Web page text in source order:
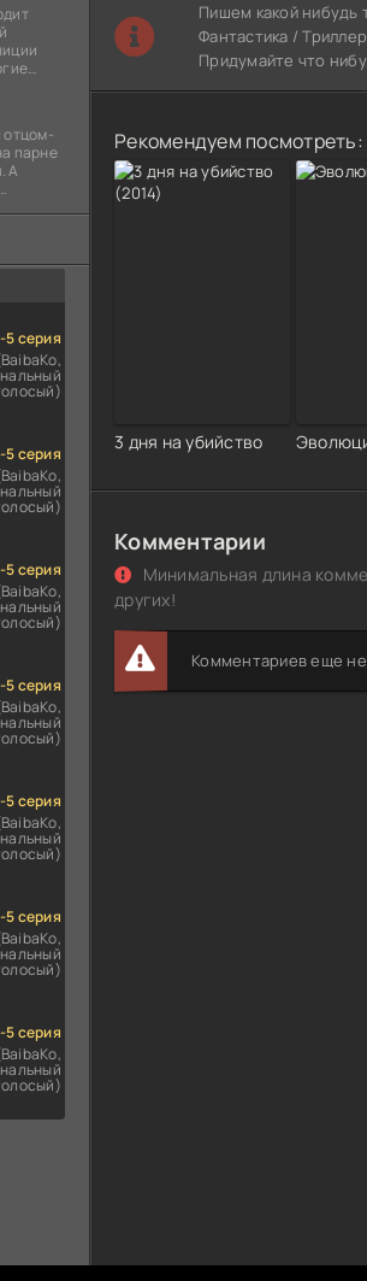
отцом-
парне
А
5 серия
5 серия
5 серия
5 серия
5 серия
5 серия
5 серия
Пишем какой нибудь
Фантастика /
Придумайте что
Рекомендуем посмотреть:
3 дня на убийство
Комментарии
Минимальная длина
других!
Комментариев еще